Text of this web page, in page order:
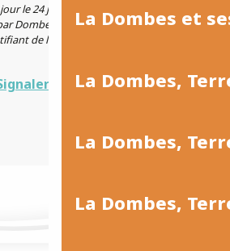
La Dombes et
La Dombes,
La Dombes,
La Dombes,
le 24 juin 2026 à 12:31
Dombes Tourisme
de l'offre :
une erreur